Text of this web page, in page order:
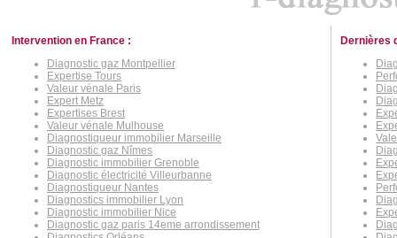
Intervention en France :
Diagnostic gaz Montpellier
Expertise Tours
Valeur vénale Paris
Expert Metz
Expertises Brest
Valeur vénale Mulhouse
Diagnostiqueur immobilier Marseille
Diagnostic gaz Nîmes
Diagnostic immobilier Grenoble
Diagnostic électricité Villeurbanne
Diagnostiqueur Nantes
Diagnostics immobilier Lyon
Diagnostic immobilier Nice
Diagnostic gaz paris 14eme arrondissement
Dernières